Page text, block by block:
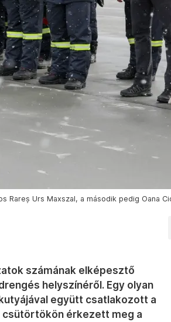
Urs Maxszal, a második pedig Oana
számának elképesztő
helyszínéről. Egy olyan
együtt csatlakozott a
csütörtökön érkezett meg a